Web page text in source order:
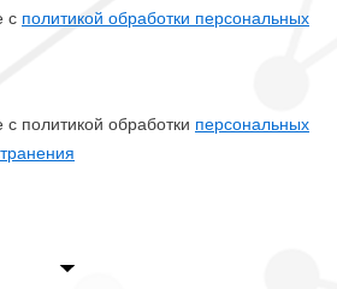
с политикой обработки персональных
политикой обработки персональных